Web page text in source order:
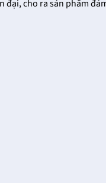
cho ra sản phẩm